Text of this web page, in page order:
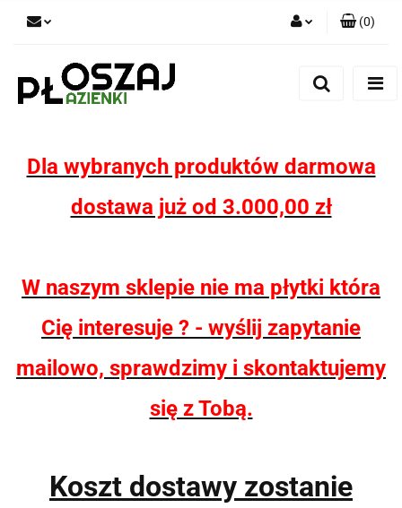
(0)
Dla wybranych produktów darmowa
dostawa już od 3.000,00 zł
W naszym sklepie nie ma płytki która
Cię interesuje ? - wyślij zapytanie
mailowo, sprawdzimy i skontaktujemy
się z Tobą.
Koszt dostawy zostanie